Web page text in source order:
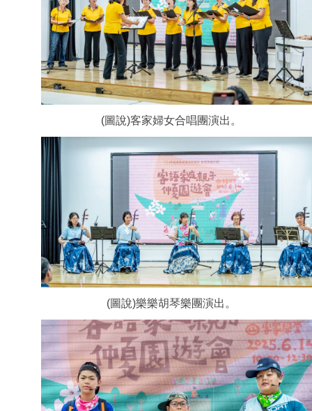
(圖說)客家婦女合唱團演出。
(圖說)樂樂胡琴樂團演出。